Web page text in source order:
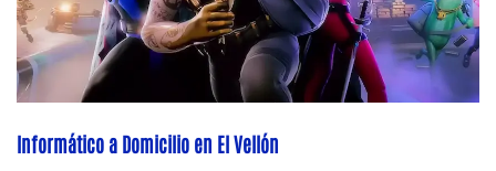
Informático a Domicilio en El Vellón